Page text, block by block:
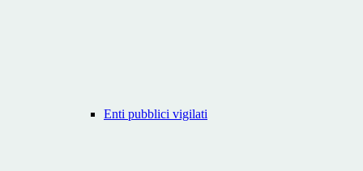
Enti pubblici vigilati